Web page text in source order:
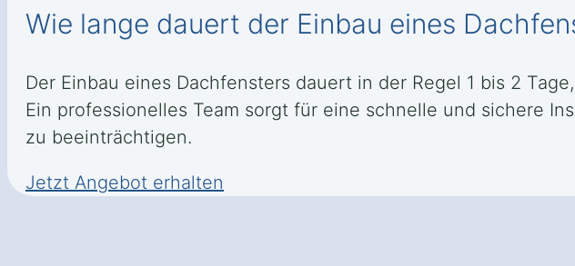
Wie lange dauert der Einbau eines
Der Einbau eines Dachfensters dauert in der Regel 1 bis 2
Ein professionelles Team sorgt für eine schnelle und sichere
zu beeinträchtigen.
Jetzt Angebot erhalten